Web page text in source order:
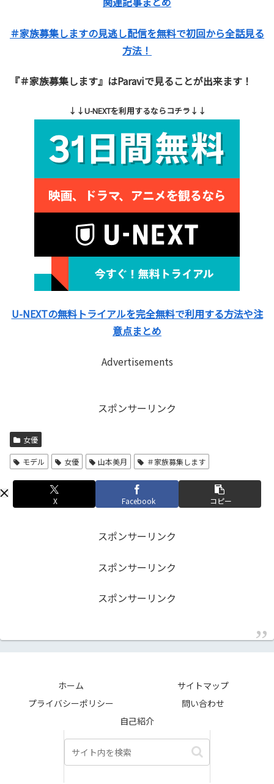
＃家族募集しますの見逃し配信を無料で初回から全話見る
方法！
『＃家族募集します』はParaviで見ることが出来ます！
↓↓U-NEXTを利用するならコチラ↓↓
U-NEXTの無料トライアルを完全無料で利用する方法や注
意点まとめ
Advertisements
スポンサーリンク
女優
モデル 女優 山本美月 ＃家族募集します
X Facebook コピー
スポンサーリンク
スポンサーリンク
スポンサーリンク
ホーム
サイトマップ
プライバシーポリシー
問い合わせ
自己紹介